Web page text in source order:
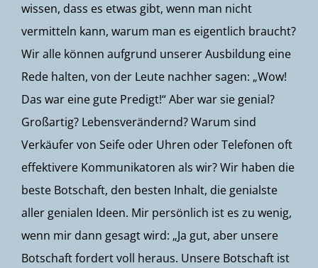
wissen, dass es etwas gibt, wenn man nicht
vermitteln kann, warum man es eigentlich braucht?
Wir alle können aufgrund unserer Ausbildung eine
Rede halten, von der Leute nachher sagen: „Wow!
Das war eine gute Predigt!“ Aber war sie genial?
Großartig? Lebensverändernd? Warum sind
Verkäufer von Seife oder Uhren oder Telefonen oft
effektivere Kommunikatoren als wir? Wir haben die
beste Botschaft, den besten Inhalt, die genialste
aller genialen Ideen. Mir persönlich ist es zu wenig,
wenn mir dann gesagt wird: „Ja gut, aber unsere
Botschaft fordert voll heraus. Unsere Botschaft ist